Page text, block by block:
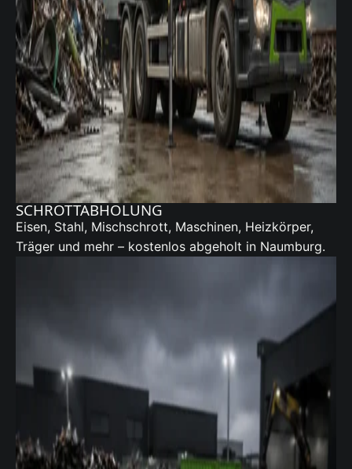
SCHROTTABHOLUNG
Eisen, Stahl, Mischschrott, Maschinen, Heizkörper,
Träger und mehr – kostenlos abgeholt in Naumburg.